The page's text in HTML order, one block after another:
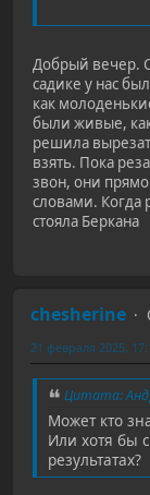
Добрый вечер.
садике у нас
как
были живые,
решила
взять. Пока
звон, они
словами. Когда
стояла Беркана
chesherine
21 февраля 2025,
Цитата:
Может кто
Или хотя бы
результатах?